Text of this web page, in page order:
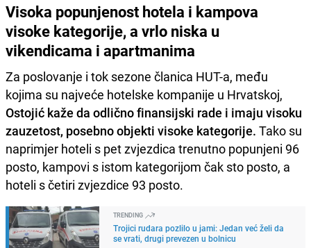
Visoka popunjenost hotela i kampova
visoke kategorije, a vrlo niska u
vikendicama i apartmanima
Za poslovanje i tok sezone članica HUT-a, među
kojima su najveće hotelske kompanije u Hrvatskoj,
Ostojić kaže da odlično finansijski rade i imaju visoku
zauzetost, posebno objekti visoke kategorije. Tako su
naprimjer hoteli s pet zvjezdica trenutno popunjeni 96
posto, kampovi s istom kategorijom čak sto posto, a
hoteli s četiri zvjezdice 93 posto.
TRENDING
Trojici rudara pozlilo u jami: Jedan već želi da
se vrati, drugi prevezen u bolnicu